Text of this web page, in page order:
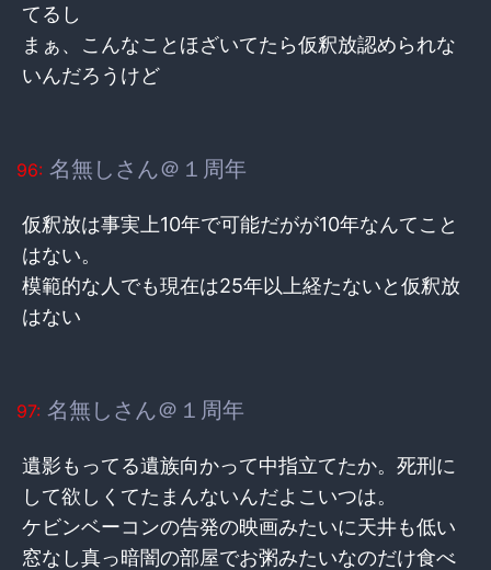
てるし
まぁ、こんなことほざいてたら仮釈放認められな
いんだろうけど
96: 名無しさん＠１周年
仮釈放は事実上10年で可能だがが10年なんてこと
はない。
模範的な人でも現在は25年以上経たないと仮釈放
はない
97: 名無しさん＠１周年
遺影もってる遺族向かって中指立てたか。死刑に
して欲しくてたまんないんだよこいつは。
ケビンベーコンの告発の映画みたいに天井も低い
窓なし真っ暗闇の部屋でお粥みたいなのだけ食べ